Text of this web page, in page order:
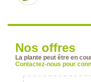
Nos offres
La plante peut être en
Contactez-nous pour